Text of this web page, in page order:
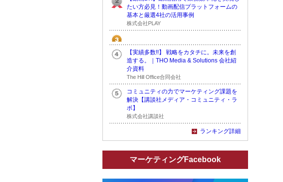
たい方必見！動画配信プラットフォームの
基本と厳選4社の活用事例
株式会社PLAY
【実績多数!!】 戦略をカタチに。未来を創
造する。｜THO Media & Solutions 会社紹
介資料
The Hill Office合同会社
コミュニティの力でマーケティング課題を
解決【講談社メディア・コミュニティ・ラ
ボ】
株式会社講談社
ランキング詳細
マーケティングFacebook